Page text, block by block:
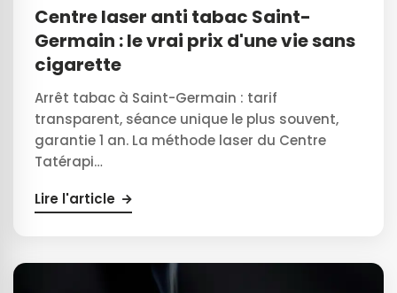
Centre laser anti tabac Saint-
Germain : le vrai prix d'une vie sans
cigarette
Arrêt tabac à Saint-Germain : tarif
transparent, séance unique le plus souvent,
garantie 1 an. La méthode laser du Centre
Tatérapi…
Lire l'article